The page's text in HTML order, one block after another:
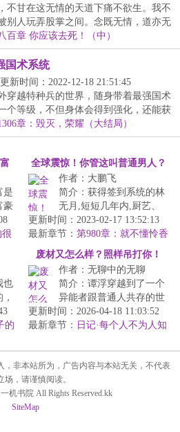
不甘在这无情的天道下痛不欲生。我不
别人玩弄股掌之间。念既无情，道亦无
百章 你应该去死！（中）
国术系统
更新时间：2022-12-18 21:51:45
穿越特种兵的世界，随身带着最强国术
个等级，不但身体会得到强化，还能获
章：毁灭，荣耀（大结局）
是
豪
很
全球震惊！你管这叫普通男人？
作者：大鹏飞
简介：获得签到系统的林
无月,短短几年内,厨艺、
格斗、投资、编程、画
画……等无数技能都达到
了人类满级，...
更新时间：2023-02-17 13:52:13
最新章节： 第980章：就不懂怜香
惜玉吗？
也
龙
的
废材又怎么样？照样吊打你！
作者：无聊中的无聊
简介：谭浮穿越到了一个
异能者跟普通人共存的世
界，一来就被人打了一
顿，原身不是远近闻名的
更新时间：2026-04-18 11:03:52
最新章节： 日记·每个人不为人知
，非本站所为，广告内容与本站无关，不代表
场，请谨慎阅读。
机书院 All Rights Reserved.kk
SiteMap